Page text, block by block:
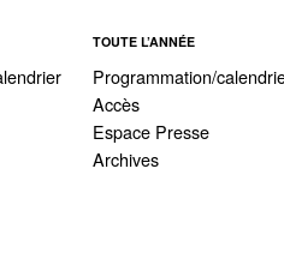
TOUTE L’ANNÉE
Programmation/
Accès
Espace Presse
Archives